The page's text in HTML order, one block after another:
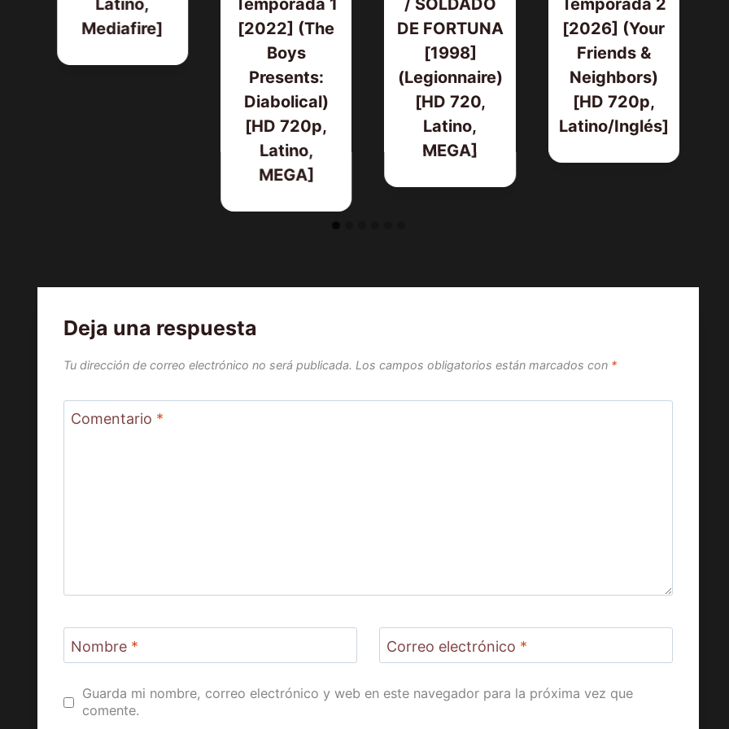
Latino,
Mediafire]
Temporada 1
[2022] (The
Boys
Presents:
Diabolical)
[HD 720p,
Latino,
MEGA]
/ SOLDADO
DE FORTUNA
[1998]
(Legionnaire)
[HD 720,
Latino,
MEGA]
Temporada 2
[2026] (Your
Friends &
Neighbors)
[HD 720p,
Latino/Inglés]
Deja una respuesta
Tu dirección de correo electrónico no será publicada. Los campos obligatorios están marcados con *
Comentario *
Nombre * Correo electrónico *
Guarda mi nombre, correo electrónico y web en este navegador para la próxima vez que
comente.